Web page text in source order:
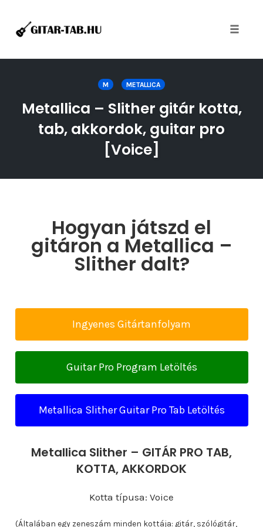
M METALLICA
Metallica – Slither gitár kotta,
tab, akkordok, guitar pro
[Voice]
Hogyan játszd el
gitáron a Metallica –
Slither dalt?
Ingyenes Gitártanfolyam
Guitar Pro Program Letöltés
Metallica Slither Guitar Pro Tab Letöltés
Metallica Slither – GITÁR PRO TAB,
KOTTA, AKKORDOK
Kotta típusa: Voice
(Általában egy zeneszám minden kottája: gitár, szólógitár,